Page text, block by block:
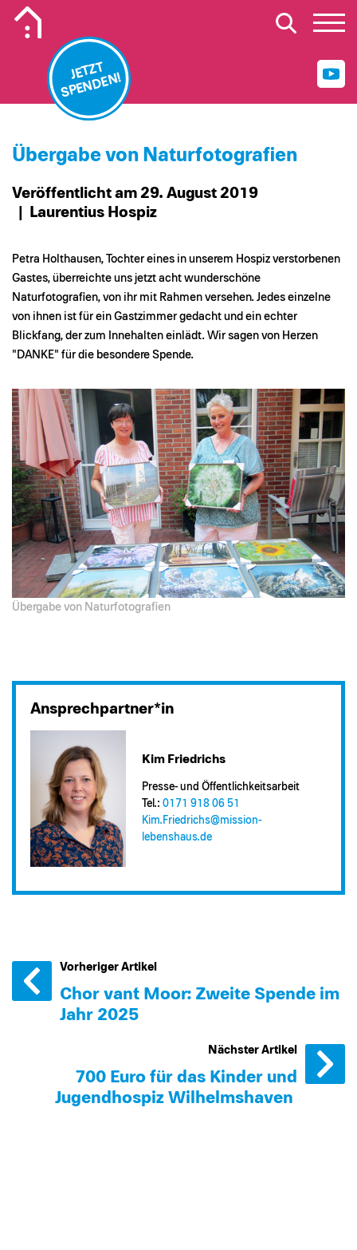
JETZT
SPENDEN!
Übergabe von Naturfotografien
Veröffentlicht am 29. August 2019
| Laurentius Hospiz
Petra Holthausen, Tochter eines in unserem Hospiz verstorbenen
Gastes, überreichte uns jetzt acht wunderschöne
Naturfotografien, von ihr mit Rahmen versehen. Jedes einzelne
von ihnen ist für ein Gastzimmer gedacht und ein echter
Blickfang, der zum Innehalten einlädt. Wir sagen von Herzen
"DANKE" für die besondere Spende.
Übergabe von Naturfotografien
Ansprechpartner*in
Kim Friedrichs
Presse- und Öffentlichkeitsarbeit
Tel.: 0171 918 06 51
Kim.Friedrichs@​mission-
lebenshaus.de
Vorheriger Artikel
Chor van´t Moor: Zweite Spende im
Jahr 2025
Nächster Artikel
700 Euro für das Kinder und
Jugendhospiz Wilhelmshaven
Mobiles Logo Mission Lebenshaus